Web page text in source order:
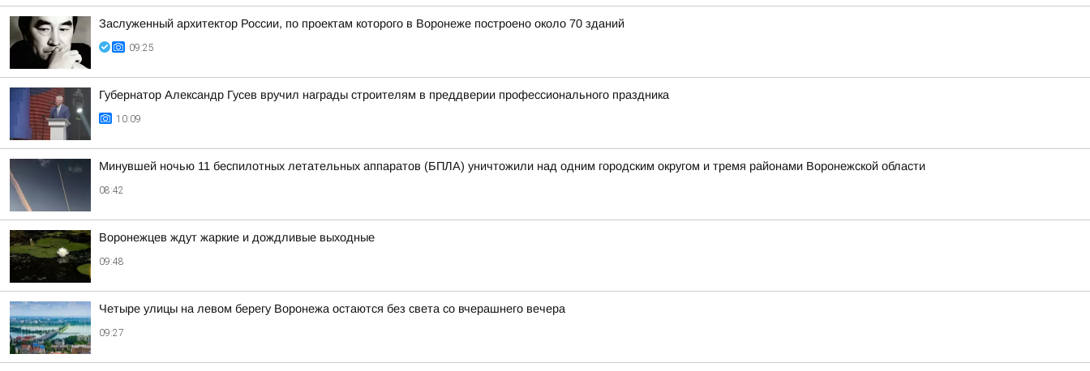
Заслуженный архитектор России, по проектам которого в Воронеже построено около 70 зданий
09:25
Губернатор Александр Гусев вручил награды строителям в преддверии профессионального праздника
10:09
Минувшей ночью 11 беспилотных летательных аппаратов (БПЛА) уничтожили над одним городским округом и тремя районами Воронежской области
08:42
Воронежцев ждут жаркие и дождливые выходные
09:48
Четыре улицы на левом берегу Воронежа остаются без света со вчерашнего вечера
09:27